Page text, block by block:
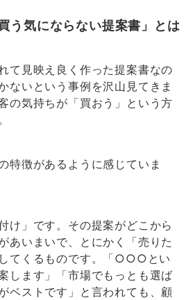
う気にならない提案書」とは
て見映え良く作った提案書なの
ないという事例を沢山見てきま
の気持ちが「買おう」という方
特徴があるように感じていま
け」です。その提案がどこから
あいまいで、とにかく「売りた
てくるものです。「○○○とい
します」「市場でもっとも選ば
ベストです」と言われても、顧